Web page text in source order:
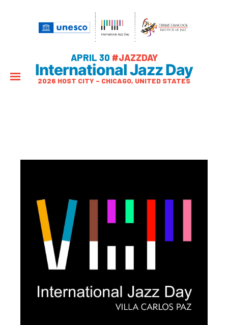
APRIL 30 #JAZZDAY
International Jazz Day
2026 HOST CITY – CHICAGO, UNITED STATES